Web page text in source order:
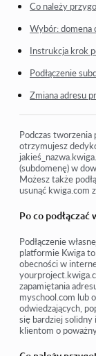
Jak ustawić
Zobacz
Co należy
Wybór: domena
Instrukcja krok
Podłączenie
Zmiana adresu
Podczas
otrzymujesz
(subdomenę) w
Możesz także
usunąć kwiga.com
Po co podłączać
Podłączenie
platformie Kwiga
obecności w
zapamiętania
myschool.com lub
odwiedzających,
się bardziej solidny
klientom o